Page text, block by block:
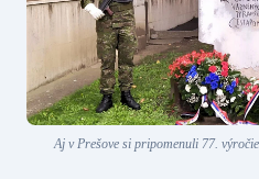
Aj v Prešove si pripomenuli 77.